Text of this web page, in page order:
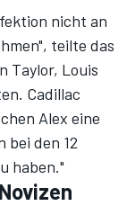
nicht an
teilte das
Taylor, Louis
Cadillac
Alex eine
bei den 12
haben."